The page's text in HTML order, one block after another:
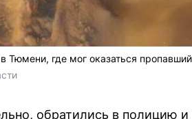
Тюмени, где мог оказаться
обратились в полицию